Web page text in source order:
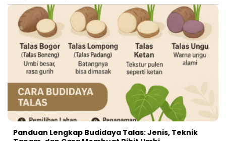
Panduan Lengkap Budidaya Talas: Jenis, Teknik